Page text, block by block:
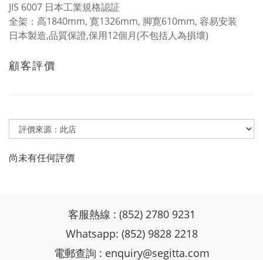
JIS 6007 日本工業規格認証
全架：高1840mm, 寛1326mm, 脚寛610mm, 容易安装
日本製造,品質保證,保用12個月(不包括人為損壞)
顧客評價
尚未有任何評價
客服熱線 : (852) 2780 9231
Whatsapp: (852) 9828 2218
電郵查詢 : enquiry@segitta.com